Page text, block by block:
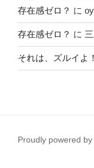
存在感ゼロ？ に
存在感ゼロ？ に
それは、ズルイよ
Proudly powered